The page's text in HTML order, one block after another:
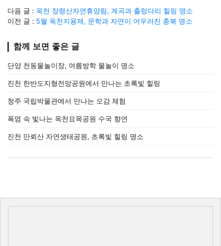
다음 글 : 옥천 장령산자연휴양림, 계곡과 출렁다리 힐링 명소
이전 글 : 5월 옥천지용제, 문학과 자연이 어우러진 충북 명소
함께 보면 좋은 글
단양 천동물놀이장, 여름방학 물놀이 명소
진천 한반도지형전망공원에서 만나는 초록빛 힐링
청주 국립박물관에서 만나는 오감 체험
폭염 속 빛나는 옥천묘목공원 수국 향연
진천 만뢰산 자연생태공원, 초록빛 힐링 명소